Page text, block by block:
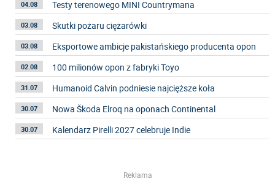
04.08 Testy terenowego MINI Countrymana
03.08 Skutki pożaru ciężarówki
03.08 Eksportowe ambicje pakistańskiego producenta opon
02.08 100 milionów opon z fabryki Toyo
31.07 Humanoid Calvin podniesie najcięższe koła
30.07 Nowa Škoda Elroq na oponach Continental
30.07 Kalendarz Pirelli 2027 celebruje Indie
Reklama